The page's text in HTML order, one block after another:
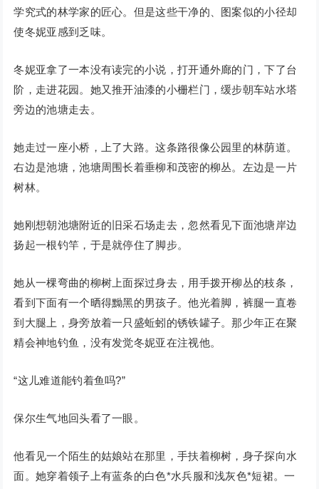
学究式的林学家的匠心。但是这些干净的、图案似的小径却
使冬妮亚感到乏味。
冬妮亚拿了一本没有读完的小说，打开通外廊的门，下了台
阶，走进花园。她又推开油漆的小栅栏门，缓步朝车站水塔
旁边的池塘走去。
她走过一座小桥，上了大路。这条路很像公园里的林荫道。
右边是池塘，池塘周围长着垂柳和茂密的柳丛。左边是一片
树林。
她刚想朝池塘附近的旧采石场走去，忽然看见下面池塘岸边
扬起一根钓竿，于是就停住了脚步。
她从一棵弯曲的柳树上面探过身去，用手拨开柳丛的枝条，
看到下面有一个晒得黝黑的男孩子。他光着脚，裤腿一直卷
到大腿上，身旁放着一只盛蚯蚓的锈铁罐子。那少年正在聚
精会神地钓鱼，没有发觉冬妮亚在注视他。
“这儿难道能钓着鱼吗?”
保尔生气地回头看了一眼。
他看见一个陌生的姑娘站在那里，手扶着柳树，身子探向水
面。她穿着领子上有蓝条的白色*水兵服和浅灰色*短裙。一